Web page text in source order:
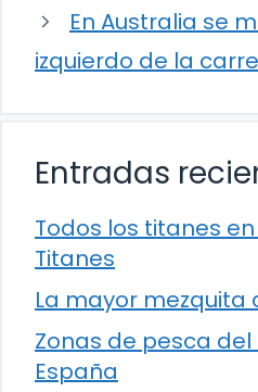
En Australia se
izquierdo de la
Entradas
Todos los titanes
Titanes
La mayor mezquita
Zonas de pesca
España